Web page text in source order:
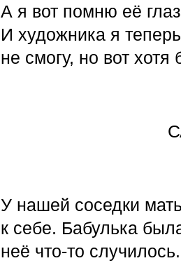
А я вот помню её
И художника я
не смогу, но вот
У нашей соседки
к себе. Бабулька
неё что-то